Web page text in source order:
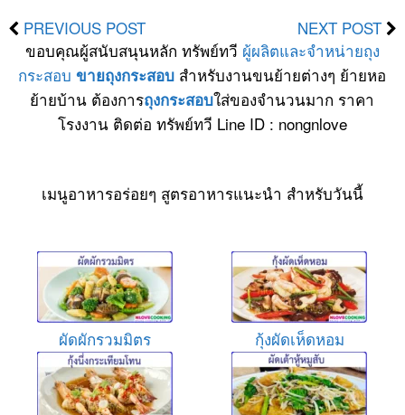
PREVIOUS POST
NEXT POST
ขอบคุณผู้สนับสนุนหลัก ทรัพย์ทวี ผู้ผลิตและจำหน่ายถุง
กระสอบ ขายถุงกระสอบ สำหรับงานขนย้ายต่างๆ ย้ายหอ
ย้ายบ้าน ต้องการถุงกระสอบใส่ของจำนวนมาก ราคา
โรงงาน ติดต่อ ทรัพย์ทวี Line ID : nongnlove
เมนูอาหารอร่อยๆ สูตรอาหารแนะนำ สำหรับวันนี้
ผัดผักรวมมิตร กุ้งผัดเห็ดหอม